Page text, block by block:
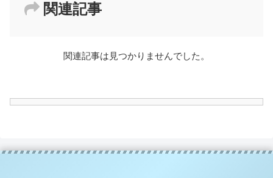
関連記事
関連記事は見つかりませんでした。